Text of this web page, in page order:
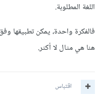
اللغة المطلوبة.
هنا هي مثال لا أكثر.
اقتباس